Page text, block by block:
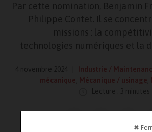
✖
Par cette nomination, Benjamin
Philippe Contet. Il se
missions : la
technologies numériques et la
4 novembre 2024 Industrie /
mécanique
Mécanique / usinage
Lecture : 3 minutes